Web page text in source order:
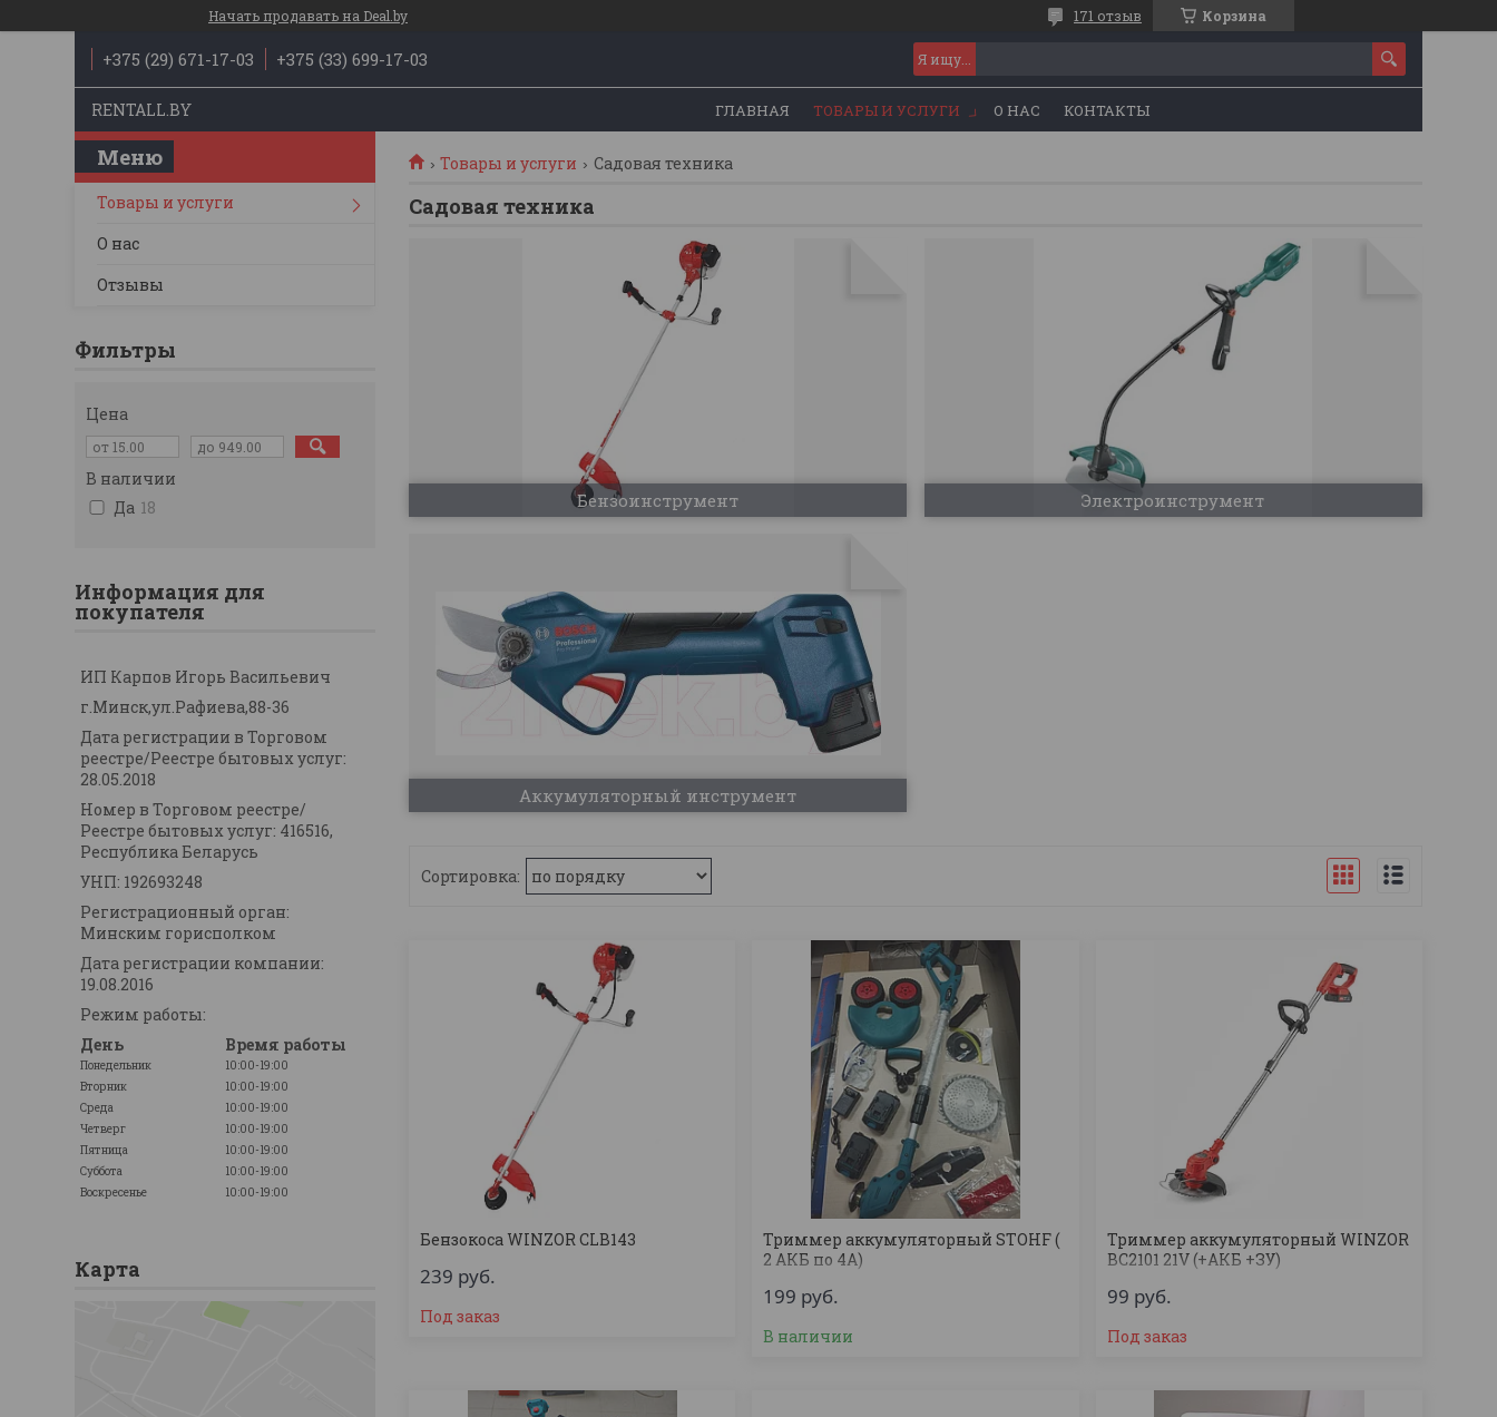
Начать продавать на Deal.by Корзина
171 отзыв
+375 (29) 671-17-03 +375 (33) 699-17-03
RENTALL.BY ГЛАВНАЯ ТОВАРЫ И УСЛУГИ О НАС КОНТАКТЫ
Товары и услуги Садовая техника
Садовая техника
Бензоинструмент Электроинструмент
Аккумуляторный инструмент
Бензокоса WINZOR CLB143
239 руб.
Под заказ
Триммер аккумуляторный STOHF (
2 АКБ по 4А)
199 руб.
В наличии
Триммер аккумуляторный WINZOR
BC2101 21V (+АКБ +ЗУ)
99 руб.
Под заказ
Товары и услуги
О нас
Отзывы
Фильтры
Цена
В наличии
Да 18
Информация для
покупателя
ИП Карпов Игорь Васильевич
г.Минск,ул.Рафиева,88-36
Дата регистрации в Торговом
реестре/Реестре бытовых услуг:
28.05.2018
Номер в Торговом реестре/
Реестре бытовых услуг: 416516,
Республика Беларусь
УНП: 192693248
Регистрационный орган:
Минским горисполком
Дата регистрации компании:
19.08.2016
Режим работы:
День
Время работы
Понедельник
10:00-19:00
Вторник
10:00-19:00
Среда
10:00-19:00
Четверг
10:00-19:00
Пятница
10:00-19:00
Суббота
10:00-19:00
Воскресенье
10:00-19:00
Карта